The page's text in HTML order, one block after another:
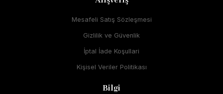
Mesafeli Satış Sözleşmesi
Gizlilik ve Güvenlik
İptal İade Koşullari
Kişisel Veriler Politikası
Bilgi